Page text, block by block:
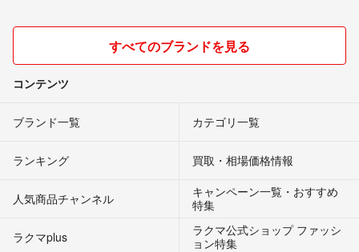
すべてのブランドを見る
コンテンツ
ブランド一覧 カテゴリ一覧
ランキング 買取・相場価格情報
人気商品チャンネル
キャンペーン一覧・おすすめ
特集
ラクマplus
ラクマ公式ショップ ファッシ
ョン特集